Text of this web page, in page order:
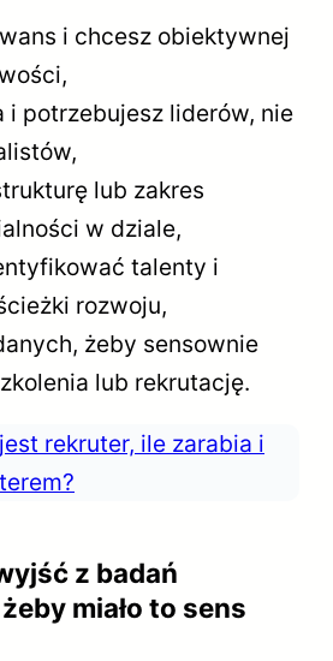
i chcesz obiektywnej
i potrzebujesz liderów, nie
lub zakres
w dziale,
talenty i
rozwoju,
żeby sensownie
lub rekrutację.
rekruter, ile zarabia i
z badań
miało to sens